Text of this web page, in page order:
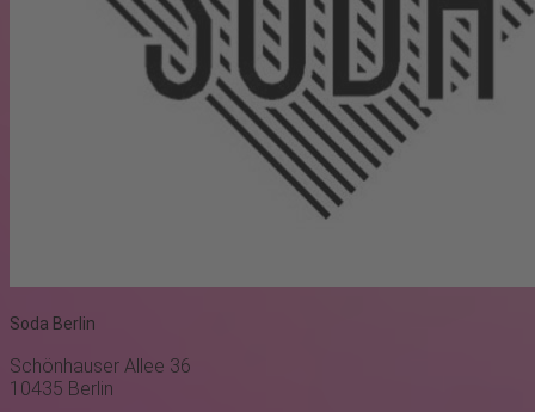
Soda Berlin
Schönhauser Allee 36
10435 Berlin